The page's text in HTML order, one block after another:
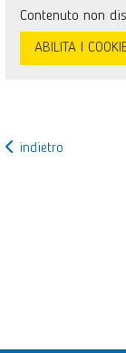
Contenuto non
ABILITA I
indietro